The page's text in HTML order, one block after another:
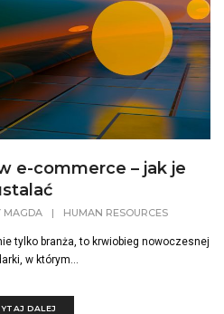
e-commerce – jak je
MAGDA | HUMAN RESOURCES
tylko branża, to krwiobieg nowoczesnej
w którym...
DALEJ